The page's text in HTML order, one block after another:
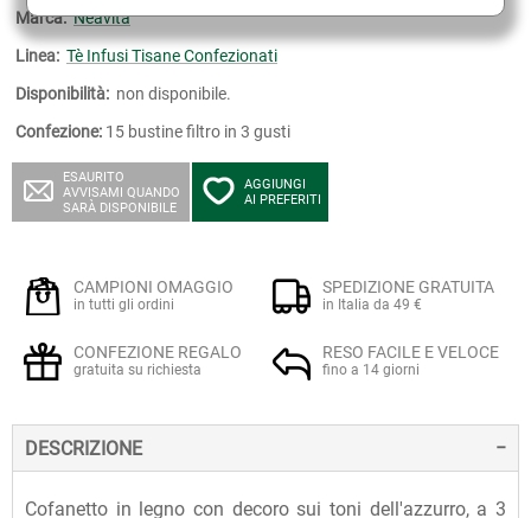
Marca: Neavita
Linea: Tè Infusi Tisane Confezionati
Disponibilità: non disponibile.
Confezione: 15 bustine filtro in 3 gusti
ESAURITO
AVVISAMI QUANDO
SARÀ DISPONIBILE
AGGIUNGI
AI PREFERITI
CAMPIONI OMAGGIO
in tutti gli ordini
SPEDIZIONE GRATUITA
in Italia da 49 €
CONFEZIONE REGALO
gratuita su richiesta
RESO FACILE E VELOCE
fino a 14 giorni
DESCRIZIONE
Cofanetto in legno con decoro sui toni dell'azzurro, a 3